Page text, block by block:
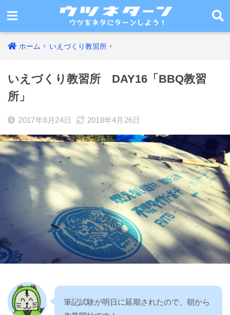
ホーム いえづくり教習所
いえづくり教習所 DAY16「BBQ教習
所」
2017年8月24日 2018年4月26日
筆記試験が明日に延期されたので、朝から